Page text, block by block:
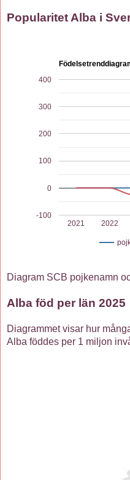
Popularitet Alba i
2021 2022
-100
0
100
200
300
400
Diagram SCB pojkenamn
Alba föd per län 2025
Diagrammet visar hur
Alba föddes per 1 miljon